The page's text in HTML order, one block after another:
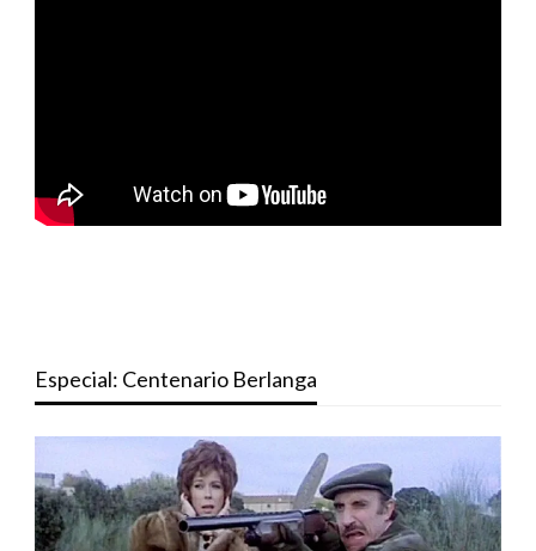
Especial: Centenario Berlanga